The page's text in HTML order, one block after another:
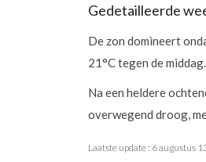
Gedetailleerde
De zon domineert
21°C tegen de middag.
Na een heldere
overwegend droog,
Laatste update : 6 augustus